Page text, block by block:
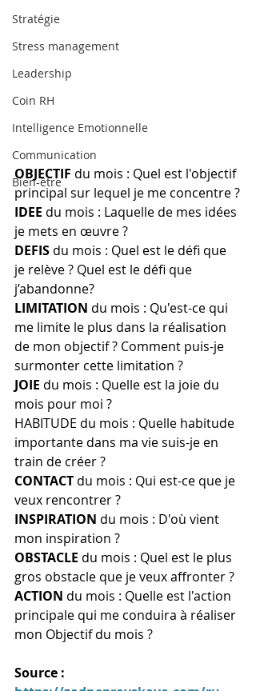
Stratégie
Stress management
Leadership
Coin RH
Intelligence Emotionnelle
Communication
Bien-être
OBJECTIF du mois : Quel est l'objectif
principal sur lequel je me concentre ?
IDEE du mois : Laquelle de mes idées
je mets en œuvre ?
DEFIS du mois : Quel est le défi que
je relève ? Quel est le défi que
j’abandonne?
LIMITATION du mois : Qu'est-ce qui
me limite le plus dans la réalisation
de mon objectif ? Comment puis-je
surmonter cette limitation ?
JOIE du mois : Quelle est la joie du
mois pour moi ?
HABITUDE du mois : Quelle habitude
importante dans ma vie suis-je en
train de créer ?
CONTACT du mois : Qui est-ce que je
veux rencontrer ?
INSPIRATION du mois : D'où vient
mon inspiration ?
OBSTACLE du mois : Quel est le plus
gros obstacle que je veux affronter ?
ACTION du mois : Quelle est l'action
principale qui me conduira à réaliser
mon Objectif du mois ?
Source :